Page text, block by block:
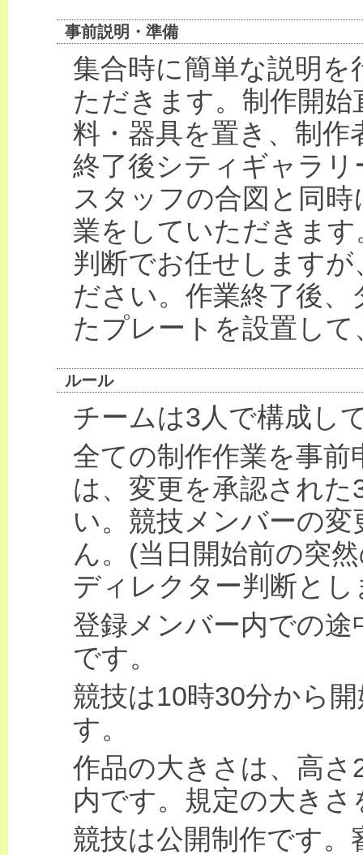
事前説明・準備
集合時に簡単な説明
ただきます。制作開
料・器具を置き、制
終了後シティギャラ
スタッフの合図と同
業をしていただきま
判断でお任せします
ださい。作業終了後
たプレートを設置し
ルール
チームは3人で構成し
全ての制作作業を事
は、変更を承認され
い。競技メンバーの
ん。(当日開始前の突
ディレクター判断とし
登録メンバー内での
です。
競技は10時30分から
す。
作品の大きさは、高
内です。規定の大き
競技は公開制作です。